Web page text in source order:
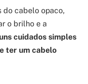
do cabelo opaco,
o brilho e a
cuidados simples
ter um cabelo